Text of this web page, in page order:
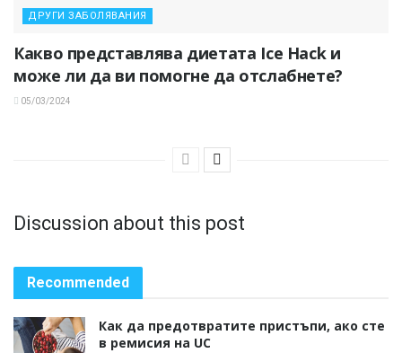
ДРУГИ ЗАБОЛЯВАНИЯ
Какво представлява диетата Ice Hack и
може ли да ви помогне да отслабнете?
05/03/2024
Discussion about this post
Recommended
Как да предотвратите пристъпи, ако сте
в ремисия на UC